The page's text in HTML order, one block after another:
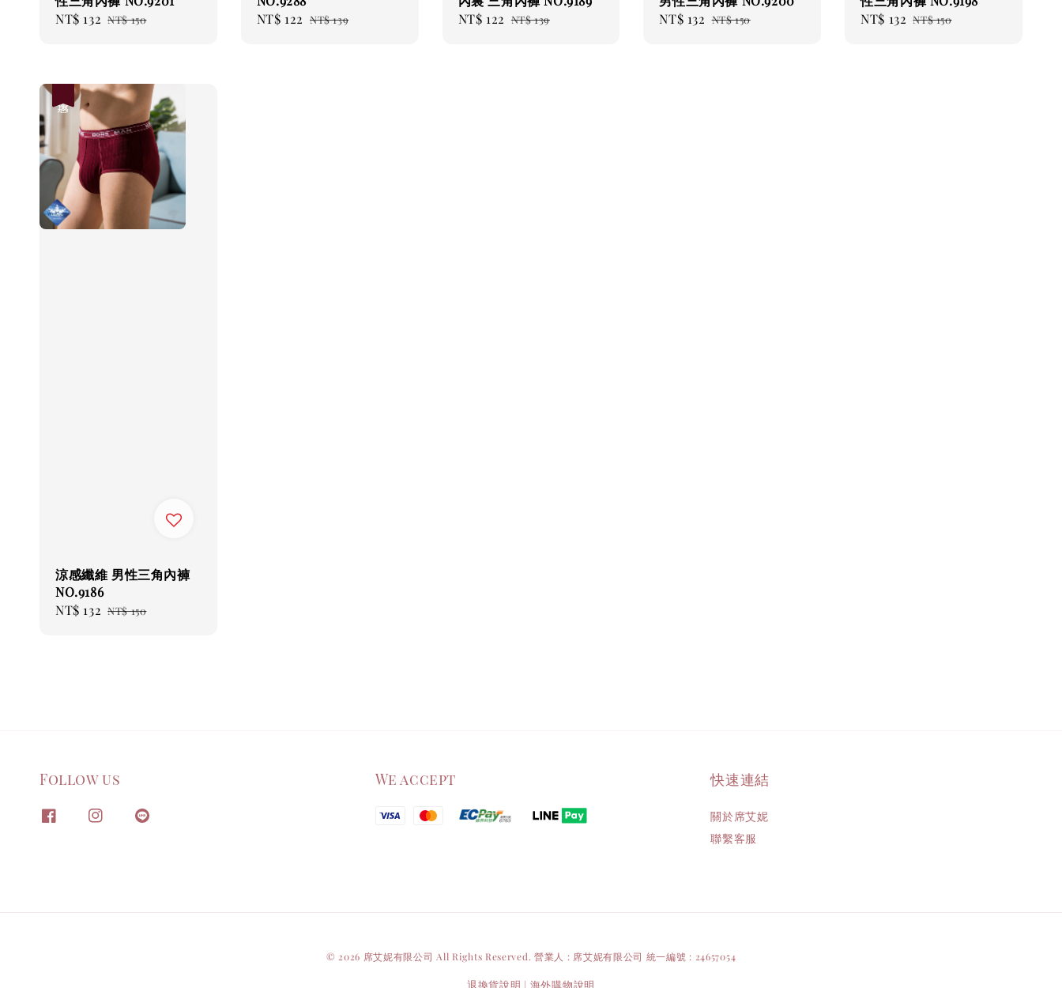
Sale
NT$ 132 Regular
NT$ 150
Sale
NT$ 122 Regular
NT$ 139
Sale
NT$ 122 Regular
NT$ 139
Sale
NT$ 132 Regular
NT$ 150
Sale
NT$ 132 Regular
NT$ 150
涼感纖維 男性三角內褲
NO.9186
Sale
NT$ 132 Regular
NT$ 150
Follow us We accept 快速連結
關於席艾妮
聯繫客服
© 2026 席艾妮有限公司 All Rights Reserved. 營業人 : 席艾妮有限公司 統一編號 : 24657054
退換貨說明 | 海外購物說明